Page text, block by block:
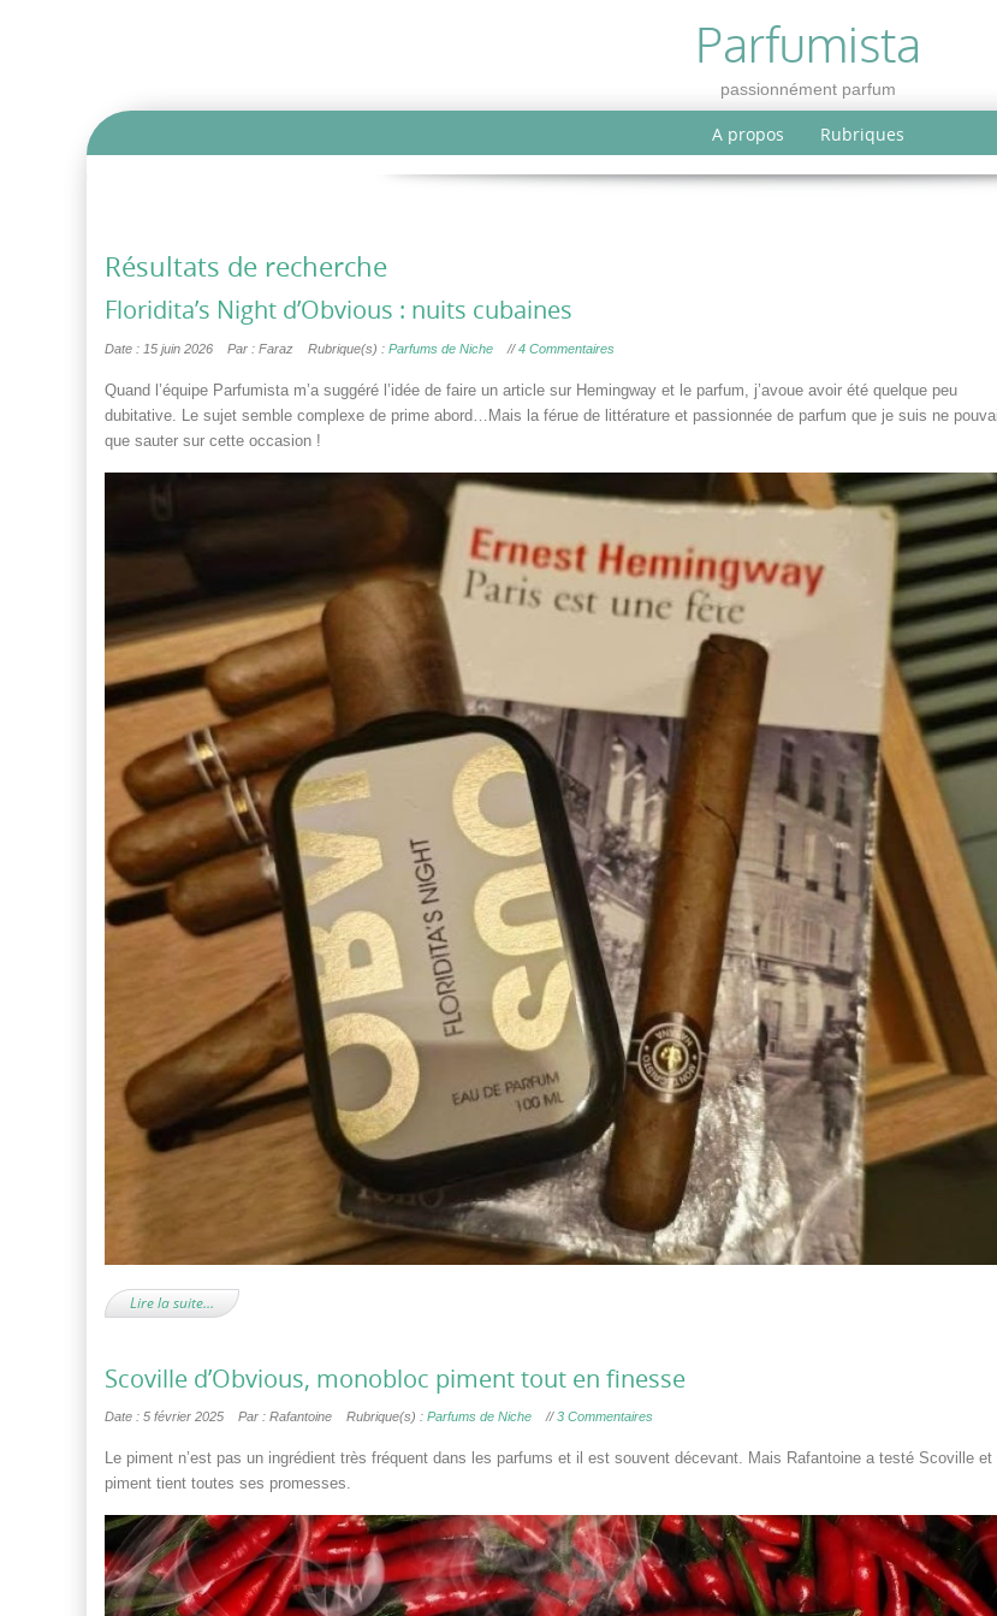
Parfumista
passionnément parfum
A propos Rubriques
Résultats de recherche
Floridita’s Night d’Obvious : nuits cubaines
Date : 15 juin 2026 Par : Faraz Rubrique(s) : Parfums de Niche //4 Commentaires
Quand l’équipe Parfumista m’a suggéré l’idée de faire un article sur Hemingway et le parfum, j’avoue avoir été quelque peu
dubitative. Le sujet semble complexe de prime abord…Mais la férue de littérature et passionnée de parfum que je suis ne
que sauter sur cette occasion !
Lire la suite…
Scoville d’Obvious, monobloc piment tout en finesse
Date : 5 février 2025 Par : Rafantoine Rubrique(s) : Parfums de Niche //3 Commentaires
Le piment n’est pas un ingrédient très fréquent dans les parfums et il est souvent décevant. Mais Rafantoine a testé Scoville et
piment tient toutes ses promesses.